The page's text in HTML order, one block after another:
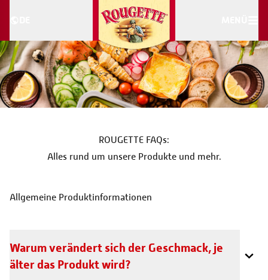
ROUGETTE FAQs:
Alles rund um unsere Produkte und mehr.
Allgemeine Produktinformationen
Warum verändert sich der Geschmack, je
älter das Produkt wird?